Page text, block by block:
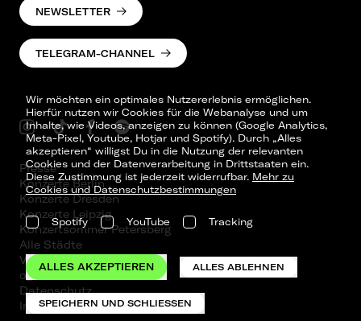
Wir möchten ein optimales Nutzererlebnis ermöglichen.
Hierfür nutzen wir Cookies für die Webanalyse und um
Inhalte, wie Videos, anzeigen zu können (Google Analytics,
Meta-Pixel, Youtube, Hotjar und Spotify). Durch „Alles
akzeptieren“ willigst Du in die Nutzung der relevanten
Cookies und der Datenverarbeitung in Drittstaaten ein.
Diese Zustimmung ist jederzeit widerrufbar. Mehr zu
Cookies und Datenschutzbestimmungen
Spotify YouTube Tracking
ALLES AKZEPTIEREN ALLES ABLEHNEN
SPEICHERN UND SCHLIESSEN
NEWSLETTER
TELEGRAM-CHANNEL
Presse
Konzerte Berlin
Konzerte Dresden
Konzerte Leipzig
Konzertsommer Petersberg
Alle Städte
Vergangene Shows
o_team
Datenschutz
Impressum